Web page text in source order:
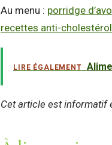
Au menu : porridge
recettes anti-cholestérol
LIRE ÉGALEMENT
Cet article est informatif